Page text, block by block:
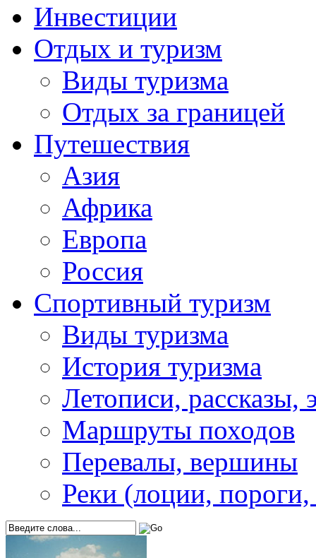
Инвестиции
Отдых и туризм
Виды туризма
Отдых за границей
Путешествия
Азия
Африка
Европа
Россия
Спортивный туризм
Виды туризма
История туризма
Летописи, рассказы,
Маршруты походов
Перевалы, вершины
Реки (лоции,